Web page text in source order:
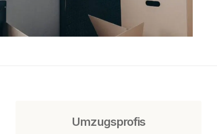
Umzugsprofis